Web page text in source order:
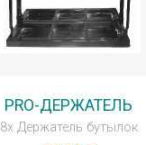
PRO-ДЕРЖАТЕЛЬ
8x Держатель бутылок